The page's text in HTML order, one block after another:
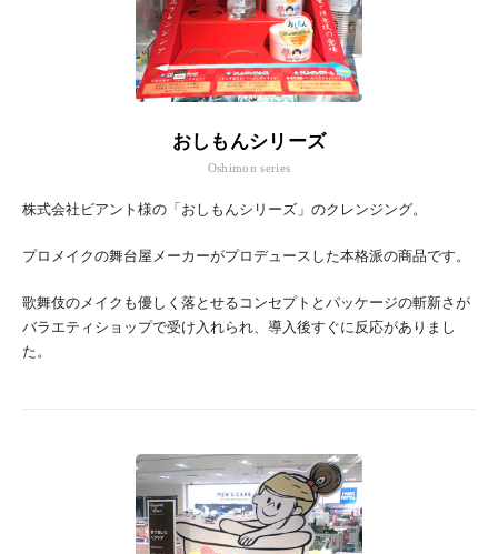
おしもんシリーズ
Oshimon series
株式会社ビアント様の「おしもんシリーズ」のクレンジング。
プロメイクの舞台屋メーカーがプロデュースした本格派の商品です。
歌舞伎のメイクも優しく落とせるコンセプトとパッケージの斬新さが
バラエティショップで受け入れられ、導入後すぐに反応がありまし
た。